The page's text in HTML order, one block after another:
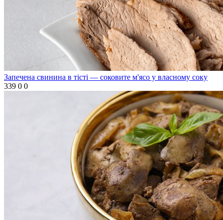
Запечена свинина в тісті — соковите м'ясо у власному соку
339 0 0